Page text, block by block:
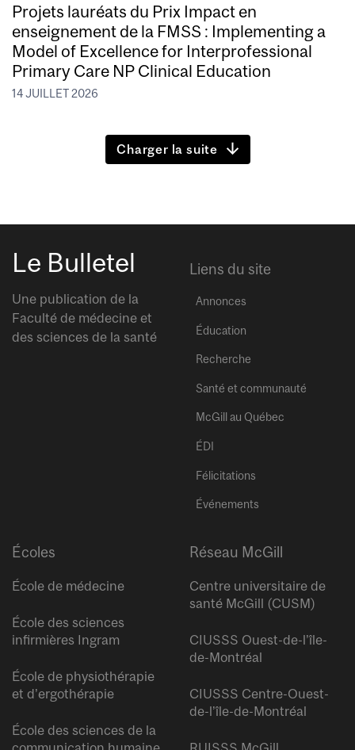
Projets lauréats du Prix Impact en
enseignement de la FMSS : Implementing a
Model of Excellence for Interprofessional
Primary Care NP Clinical Education
14 JUILLET 2026
Charger la suite
Le Bulletel
Une publication de la
Faculté de médecine et
des sciences de la santé
Liens du site
Annonces
Éducation
Recherche
Santé et communauté
McGill au Québec
ÉDI
Félicitations
Événements
Écoles
École de médecine
École des sciences
infirmières Ingram
École de physiothérapie
et d’ergothérapie
École des sciences de la
Réseau McGill
Centre universitaire de
santé McGill (CUSM)
CIUSSS Ouest-de-l’île-
de-Montréal
CIUSSS Centre-Ouest-
de-l’île-de-Montréal